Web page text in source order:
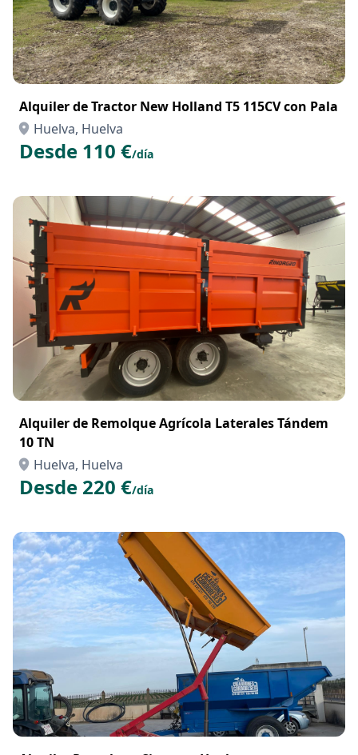
Alquiler de Tractor New Holland T5 115CV con Pala
Huelva, Huelva
Desde 110 €/día
Alquiler de Remolque Agrícola Laterales Tándem
10 TN
Huelva, Huelva
Desde 220 €/día